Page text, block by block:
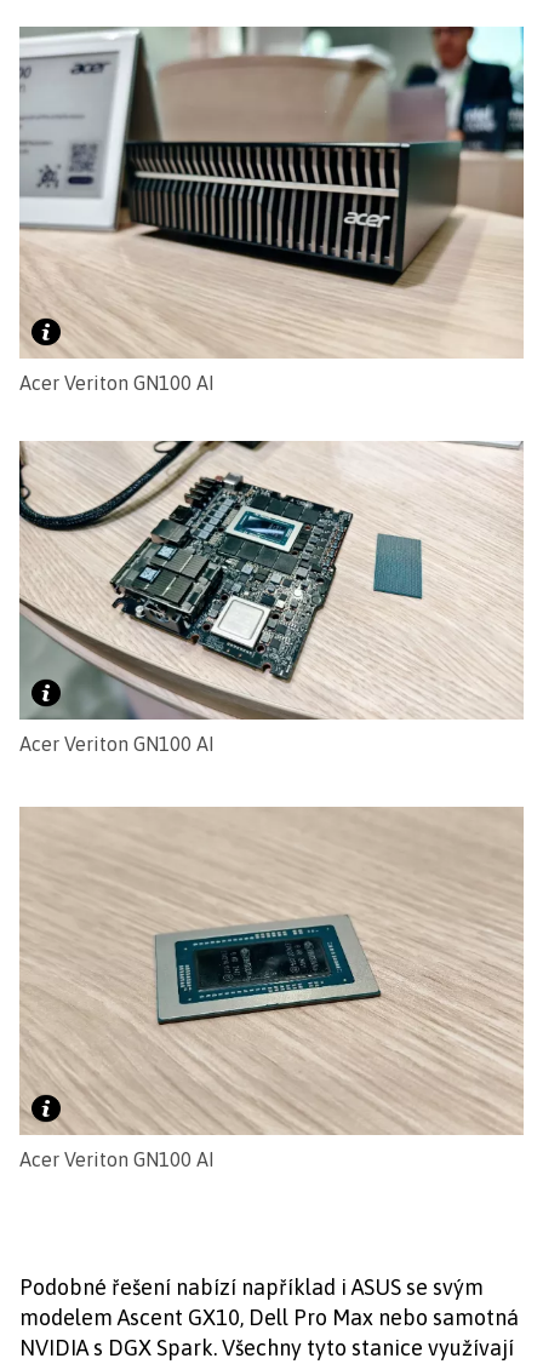
Acer Veriton GN100 AI
Acer Veriton GN100 AI
Acer Veriton GN100 AI
Podobné řešení nabízí například i ASUS se svým
modelem Ascent GX10, Dell Pro Max nebo samotná
NVIDIA s DGX Spark. Všechny tyto stanice využívají